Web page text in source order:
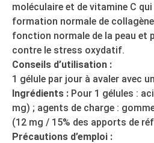
moléculaire et de vitamine C
formation normale de
fonction normale de la peau et
contre le stress oxydatif.
Conseils d’utilisation :
1 gélule par jour à avaler avec
Ingrédients : Pour 1 gélules :
mg) ; agents de charge :
(12 mg / 15% des apports de
Précautions d’emploi :